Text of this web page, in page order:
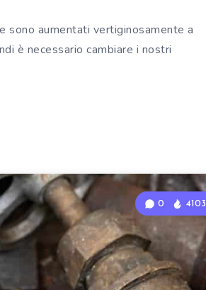
sono aumentati vertiginosamente a
è necessario cambiare i nostri
0 4103